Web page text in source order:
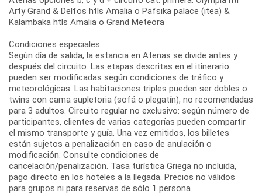
Arty Grand & Delfos htls Amalia o Pafsika palace (itea) &
Kalambaka htls Amalia o Grand Meteora
Condiciones especiales
Según día de salida, la estancia en Atenas se divide antes y
después del circuito. Las etapas descritas en el itinerario
pueden ser modificadas según condiciones de tráfico y
meteorológicas. Las habitaciones triples pueden ser dobles o
twins con cama supletoria (sofá o plegatín), no recomendadas
para 3 adultos. Circuito regular no exclusivo: según número de
participantes, clientes de varias categorías pueden compartir
el mismo transporte y guía. Una vez emitidos, los billetes
están sujetos a penalización en caso de anulación o
modificación. Consulte condiciones de
cancelación/penalización. Tasa turística Griega no incluida,
pago directo en los hoteles a la llegada. Precios no válidos
para grupos ni para reservas de sólo 1 persona